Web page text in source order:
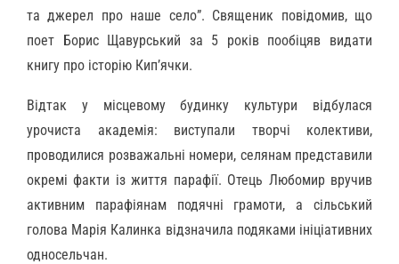
та джерел про наше село”. Священик повідомив, що
поет Борис Щавурський за 5 років пообіцяв видати
книгу про історію Кип’ячки.
Відтак у місцевому будинку культури відбулася
урочиста академія: виступали творчі колективи,
проводилися розважальні номери, селянам представили
окремі факти із життя парафії. Отець Любомир вручив
активним парафіянам подячні грамоти, а сільський
голова Марія Калинка відзначила подяками ініціативних
односельчан.